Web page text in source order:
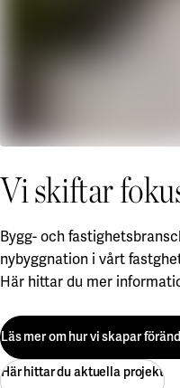
Vi skiftar
Bygg- och
nybyggnation i vårt
Här hittar du mer
Läs mer om hur vi skapar
Läs mer om hur vi skapar
Här hittar du aktuella projekt